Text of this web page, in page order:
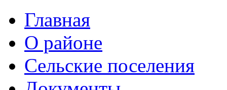
Главная
О районе
Сельские поселения